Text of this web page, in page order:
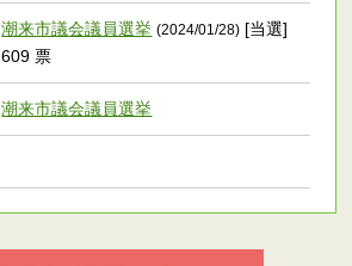
潮来市議会議員選挙 (2024/01/28) [当選]
609 票
潮来市議会議員選挙